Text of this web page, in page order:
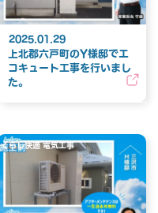
2025.01.29
上北郡六戸町のY様邸でエ
コキュート工事を行いまし
た。
くらし快適 電気工事